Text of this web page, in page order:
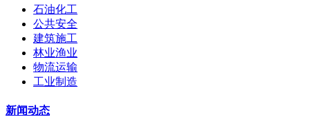
石油化工
公共安全
建筑施工
林业渔业
物流运输
工业制造
新闻动态